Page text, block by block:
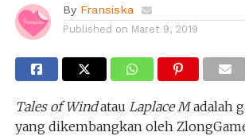
By Fransiska
Published on Maret 9, 2019
Tales of Windatau Laplace Madalah
yang dikembangkan oleh